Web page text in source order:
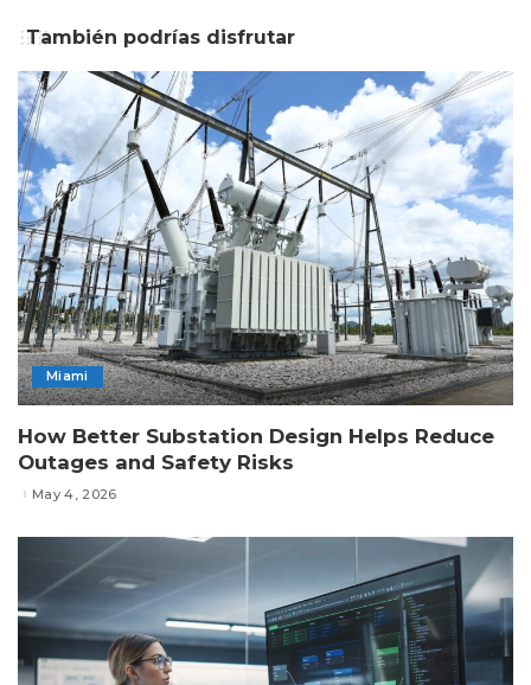
También podrías disfrutar
Miami
How Better Substation Design Helps Reduce
Outages and Safety Risks
May 4, 2026